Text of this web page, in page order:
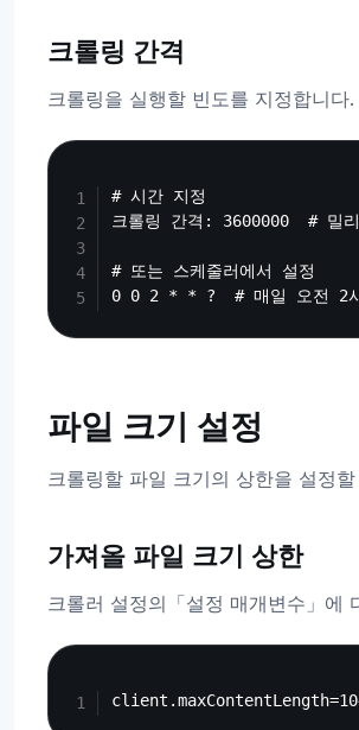
크롤링 간격
크롤링을 실행할 빈도를 지정합니다.
# 시간 지정
크롤링 간격: 3600000  # 밀
# 또는 스케줄러에서 설정
파일 크기 설정
크롤링할 파일 크기의 상한을 설정
가져올 파일 크기 상한
크롤러 설정의「설정 매개변수」에